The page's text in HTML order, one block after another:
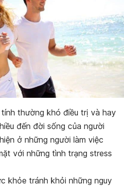
thường khó điều trị và hay
đến đời sống của người
ở những người làm việc
với những tình trạng stress
khỏe tránh khỏi những nguy